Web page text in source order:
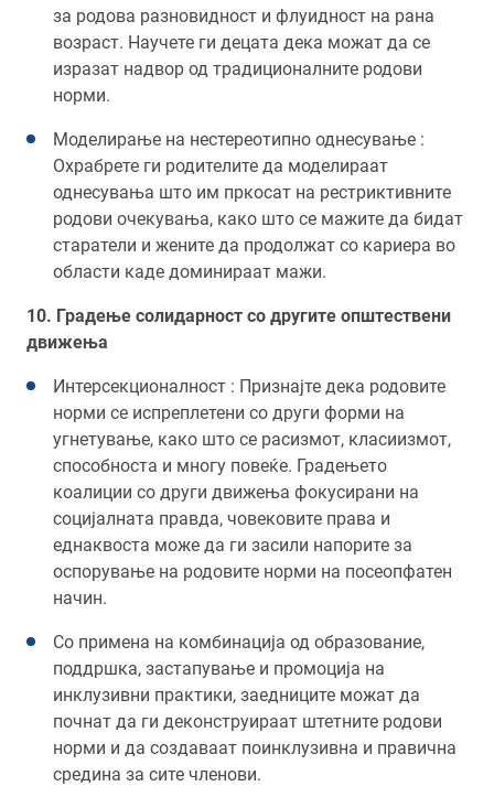
за родова разновидност и флуидност на рана
возраст. Научете ги децата дека можат да се
изразат надвор од традиционалните родови
норми.
Моделирање на нестереотипно однесување :
Охрабрете ги родителите да моделираат
однесувања што им пркосат на рестриктивните
родови очекувања, како што се мажите да бидат
старатели и жените да продолжат со кариера во
области каде доминираат мажи.
10. Градење солидарност со другите општествени
движења
Интерсекционалност : Признајте дека родовите
норми се испреплетени со други форми на
угнетување, како што се расизмот, класиизмот,
способноста и многу повеќе. Градењето
коалиции со други движења фокусирани на
социјалната правда, човековите права и
еднаквоста може да ги засили напорите за
оспорување на родовите норми на посеопфатен
начин.
Со примена на комбинација од образование,
поддршка, застапување и промоција на
инклузивни практики, заедниците можат да
почнат да ги деконструираат штетните родови
норми и да создаваат поинклузивна и правична
средина за сите членови.